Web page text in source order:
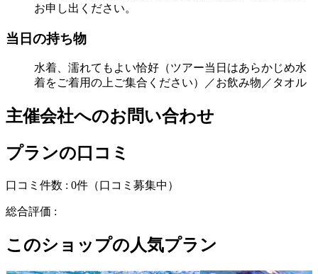
お申し出ください。
当日の持ち物
水着、濡れてもよい恰好（ツアー当日はあらかじめ水
着をご着用の上ご集合ください）／お飲み物／タオル
主催会社へのお問い合わせ
プランの口コミ
口コミ件数 : 0件 （口コミ募集中）
総合評価 :
このショップの人気プラン